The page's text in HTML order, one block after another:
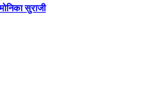
सुराजी